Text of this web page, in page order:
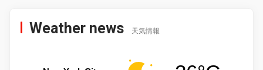
Weather news 天気情報